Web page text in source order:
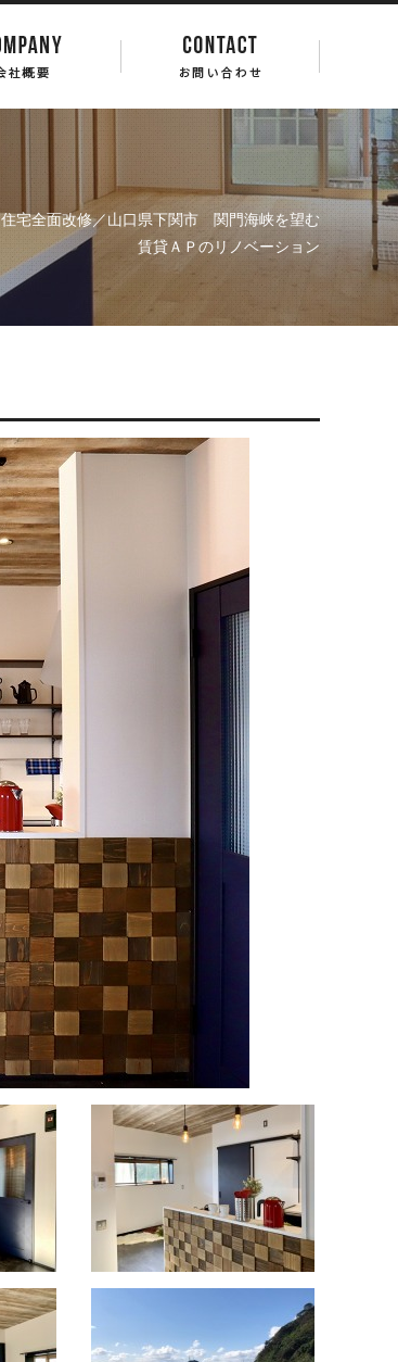
住宅全面改修／山口県下関市 関門海峡を望む
賃貸ＡＰのリノベーション